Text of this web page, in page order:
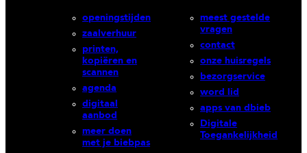
openingstijden
zaalverhuur
printen,
kopiëren en
scannen
agenda
digitaal
aanbod
meer doen
met je biebpas
meest gestelde
vragen
contact
onze huisregels
bezorgservice
word lid
apps van dbieb
Digitale
Toegankelijkheid